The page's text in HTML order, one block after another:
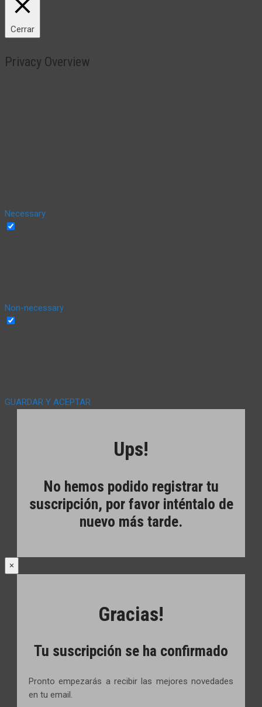
Cerrar
Privacy Overview
Necessary
Non-necessary
GUARDAR Y ACEPTAR
Ups!
No hemos podido registrar tu
suscripción, por favor inténtalo de
nuevo más tarde.
×
Gracias!
Tu suscripción se ha confirmado
Pronto empezarás a recibir las mejores novedades
en tu email.